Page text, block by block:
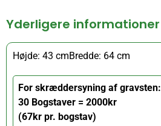
Yderligere informationer
Højde: 43 cmBredde: 64 cm
For skræddersyning af gravsten:
30 Bogstaver = 2000kr
(67kr pr. bogstav)